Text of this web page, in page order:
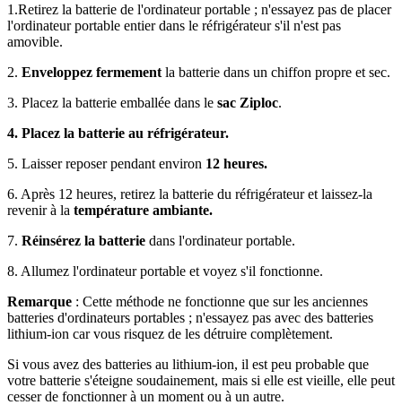
1.Retirez la batterie de l'ordinateur portable ; n'essayez pas de placer
l'ordinateur portable entier dans le réfrigérateur s'il n'est pas
amovible.
2. Enveloppez fermement la batterie dans un chiffon propre et sec.
3. Placez la batterie emballée dans le sac Ziploc.
4. Placez la batterie au réfrigérateur.
5. Laisser reposer pendant environ 12 heures.
6. Après 12 heures, retirez la batterie du réfrigérateur et laissez-la
revenir à la température ambiante.
7. Réinsérez la batterie dans l'ordinateur portable.
8. Allumez l'ordinateur portable et voyez s'il fonctionne.
Remarque : Cette méthode ne fonctionne que sur les anciennes
batteries d'ordinateurs portables ; n'essayez pas avec des batteries
lithium-ion car vous risquez de les détruire complètement.
Si vous avez des batteries au lithium-ion, il est peu probable que
votre batterie s'éteigne soudainement, mais si elle est vieille, elle peut
cesser de fonctionner à un moment ou à un autre.